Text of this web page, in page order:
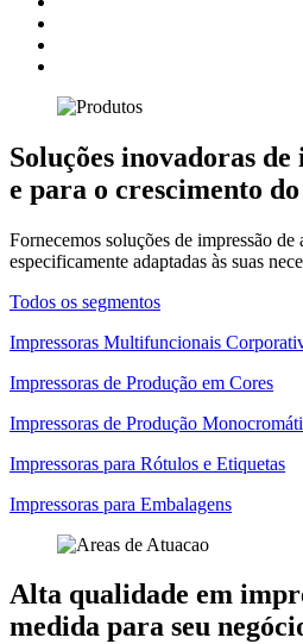
Soluções inovadoras
e para o crescimento do
Fornecemos soluções de impressão de
especificamente adaptadas às suas
Todos os segmentos
Impressoras Multifuncionais
Impressoras de Produção em Cores
Impressoras de Produção
Impressoras para Rótulos e Etiquetas
Impressoras para Embalagens
Alta qualidade em
medida para seu